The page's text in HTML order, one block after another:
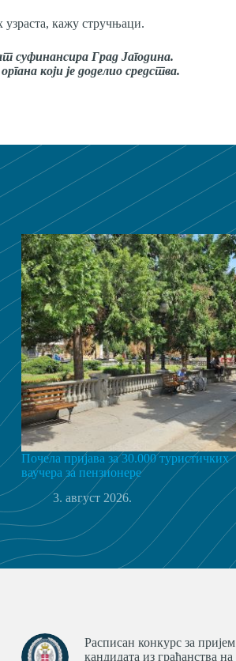
кажу стручњаци.
суфинансира Град Јагодина.
који је доделио средства.
Почела пријава за 30.000 туристичких
ваучера за пензионере
3. август 2026.
Расписан конкурс за пријем
кандидата из грађанства на